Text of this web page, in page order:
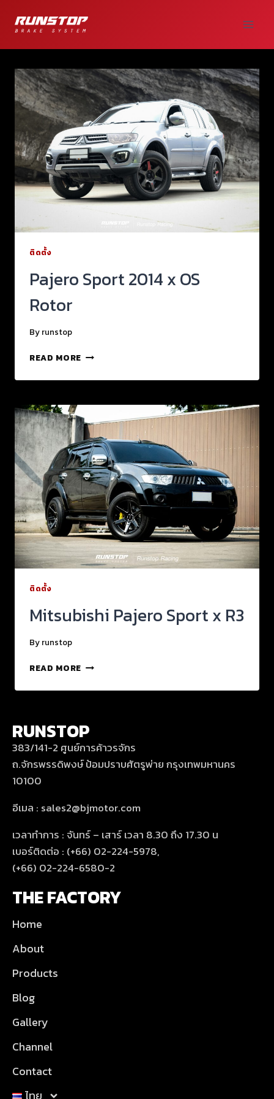
ติดตั้ง
Pajero Sport 2014 x OS
Rotor
By runstop
READ MORE
ติดตั้ง
Mitsubishi Pajero Sport x R3
By runstop
READ MORE
RUNSTOP
383/141-2 ศูนย์การค้าวรจักร
ถ.จักรพรรดิพงษ์ ป้อมปราบศัตรูพ่าย กรุงเทพมหานคร
10100
อีเมล : sales2@bjmotor.com
เวลาทำการ : จันทร์ – เสาร์ เวลา 8.30 ถึง 17.30 น
เบอร์ติดต่อ : (+66) 02-224-5978,
(+66) 02-224-6580-2
THE FACTORY
Home
About
Products
Blog
Gallery
Channel
Contact